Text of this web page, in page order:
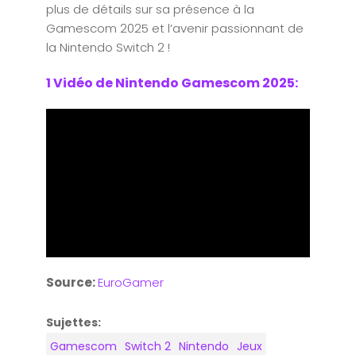
plus de détails sur sa présence à la
Gamescom 2025 et l’avenir passionnant de
la Nintendo Switch 2 !
1 Vidéo de Nintendo Gamescom 2025:
Source:EuroGamer
Sujettes:
Gamescom Switch 2 Nintendo Jeux